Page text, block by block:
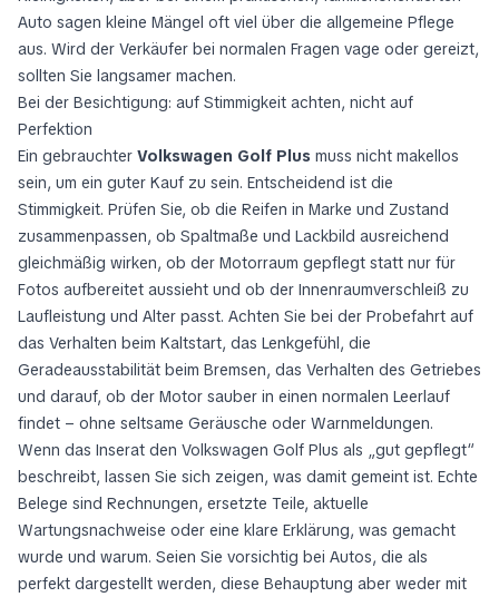
Auto sagen kleine Mängel oft viel über die allgemeine Pflege
aus. Wird der Verkäufer bei normalen Fragen vage oder gereizt,
sollten Sie langsamer machen.
Bei der Besichtigung: auf Stimmigkeit achten, nicht auf
Perfektion
Ein gebrauchter Volkswagen Golf Plus muss nicht makellos
sein, um ein guter Kauf zu sein. Entscheidend ist die
Stimmigkeit. Prüfen Sie, ob die Reifen in Marke und Zustand
zusammenpassen, ob Spaltmaße und Lackbild ausreichend
gleichmäßig wirken, ob der Motorraum gepflegt statt nur für
Fotos aufbereitet aussieht und ob der Innenraumverschleiß zu
Laufleistung und Alter passt. Achten Sie bei der Probefahrt auf
das Verhalten beim Kaltstart, das Lenkgefühl, die
Geradeausstabilität beim Bremsen, das Verhalten des Getriebes
und darauf, ob der Motor sauber in einen normalen Leerlauf
findet – ohne seltsame Geräusche oder Warnmeldungen.
Wenn das Inserat den Volkswagen Golf Plus als „gut gepflegt“
beschreibt, lassen Sie sich zeigen, was damit gemeint ist. Echte
Belege sind Rechnungen, ersetzte Teile, aktuelle
Wartungsnachweise oder eine klare Erklärung, was gemacht
wurde und warum. Seien Sie vorsichtig bei Autos, die als
perfekt dargestellt werden, diese Behauptung aber weder mit